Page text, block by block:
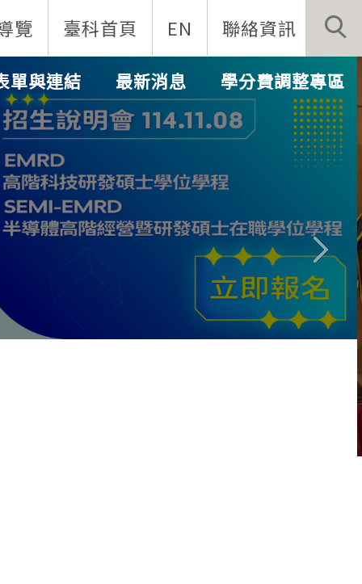
覽 臺科首頁 EN 聯絡資訊
單與連結 最新消息 學分費調整專區